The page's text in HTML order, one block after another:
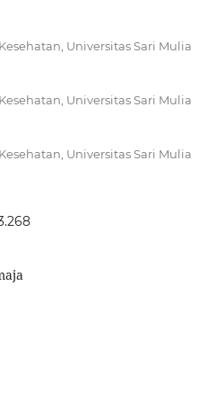
Universitas Sari Mulia
Universitas Sari Mulia
Universitas Sari Mulia